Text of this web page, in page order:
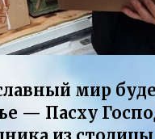
мир
— Пасху